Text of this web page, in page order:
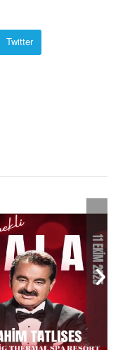
Twitter